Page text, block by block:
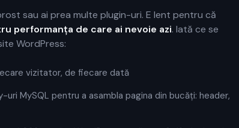
sau ai prea multe plugin-uri. E lent pentru că
performanța de care ai nevoie azi. Iată ce se
WordPress:
vizitator, de fiecare dată
uri MySQL pentru a asambla pagina din bucăți: header,